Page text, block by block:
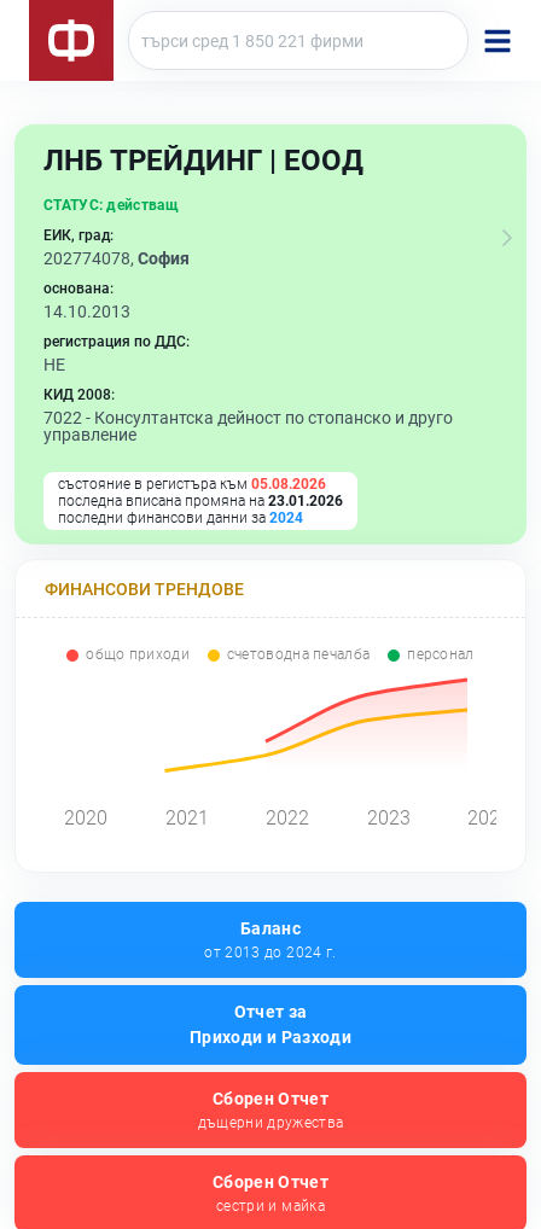
ЛНБ ТРЕЙДИНГ | ЕООД
СТАТУС: действащ
ЕИК, град:
202774078, София
основана:
14.10.2013
регистрация по ДДС:
НЕ
КИД 2008:
7022 - Консултантска дейност по стопанско и друго
управление
състояние в регистъра към 05.08.2026
последна вписана промяна на 23.01.2026
последни финансови данни за 2024
ФИНАНСОВИ ТРЕНДОВЕ
общо приходи счетоводна печалба персонал
2020 2021 2022 2023 2024
Баланс
от 2013 до 2024 г.
Отчет за
Приходи и Разходи
Сборен Отчет
дъщерни дружества
Сборен Отчет
сестри и майка